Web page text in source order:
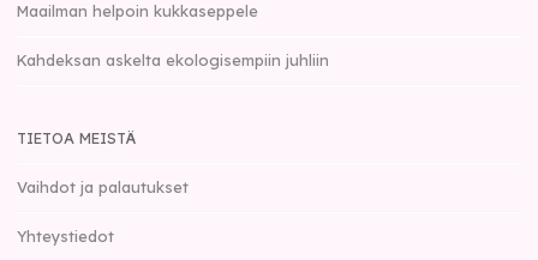
Maailman helpoin kukkaseppele
Kahdeksan askelta ekologisempiin juhliin
TIETOA MEISTÄ
Vaihdot ja palautukset
Yhteystiedot